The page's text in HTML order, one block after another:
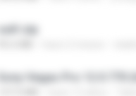
ouh!.zip